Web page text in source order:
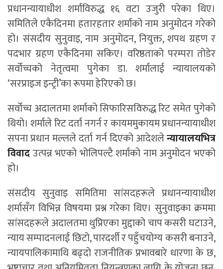
प्रधानन्यायाधीश शर्माविरुद्ध १६ वटा उजुरी परेका थिए।
समितिले एकैदिनमा हतारहतार शर्माको नाम अनुमोदन गरेको
हो। संसदीय सुनुवाइ, नाम अनुमोदन, नियुक्त, शपथ ग्रहण र
पदभार ग्रहण एकैदिनमा सकिए। वरिष्ठताको परम्परा तोडेर
सर्वोच्चको नेतृत्वमा पुगेका डा. शर्मालाई न्यायालयको
‘सरप्राइज इन्ट्री’का रूपमा हेरिएको छ।
सर्वोच्च अदालतमा शर्माको सिफारिसविरुद्ध रिट समेत पुगेको
थियो। शर्माले रिट दर्ता नगर्न र कायममुकायम प्रधानन्यायाधीश
सपना प्रधान मल्लले दर्ता गर्न दिएको आदेशलेन्यायालयभित्र
विवादउत्पन्न भएको भोलिपल्टै शर्माको नाम अनुमोदन भएको
हो।
संसदीय सुनुवाइ समितिमा सांसदहरूले प्रधानन्यायाधीश
शर्मासँग विभिन्न विषयमा प्रश्न गरेका थिए। सुनुवाइका क्रममा
सांसदहरूले अदालतमा थुप्रिएका मुद्दाको चाप कसरी घटाउने,
न्याय सम्पादनलाई छिटो, पारदर्शी र पहुँचयोग्य कसरी बनाउने,
न्यायपालिकामाथि बढ्दो राजनीतिक प्रभावबारे धारणा के छ,